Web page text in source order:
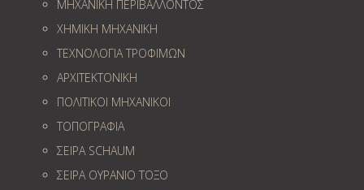
ΜΗΧΑΝΙΚΗ ΠΕΡΙΒΑΛΛΟΝΤΟΣ
ΧΗΜΙΚΗ ΜΗΧΑΝΙΚΗ
ΤΕΧΝΟΛΟΓΙΑ ΤΡΟΦΙΜΩΝ
ΑΡΧΙΤΕΚΤΟΝΙΚΗ
ΠΟΛΙΤΙΚΟΙ ΜΗΧΑΝΙΚΟΙ
ΤΟΠΟΓΡΑΦΙΑ
ΣΕΙΡΑ SCHAUM
ΣΕΙΡΑ ΟΥΡΑΝΙΟ ΤΟΞΟ